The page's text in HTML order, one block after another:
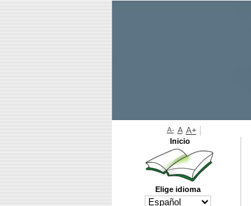
A- A A+
Inicio
Elige idioma